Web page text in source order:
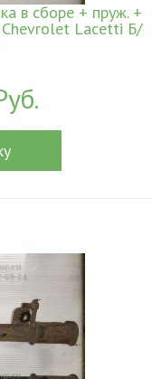
в сборе + пруж. +
Lacetti Б/